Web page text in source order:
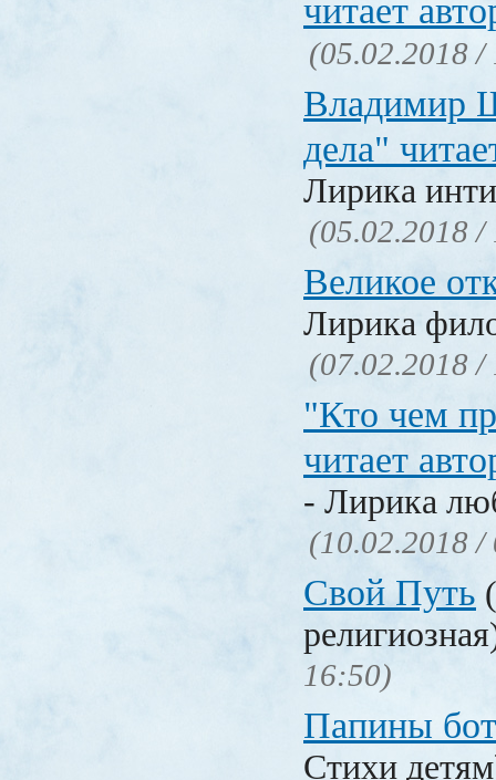
читает
(05.02.2018 /
Владимир
дела"
Лирика
(05.02.2018 /
Великое
Лирика
(07.02.2018 /
"Кто чем
читает
- Лирика
(10.02.2018 /
Свой Путь
16:50)
Папины
Стихи